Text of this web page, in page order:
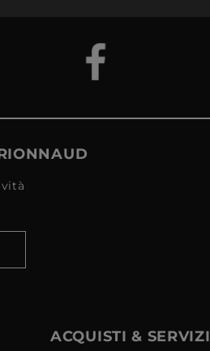
ACQUISTI & SERVIZI